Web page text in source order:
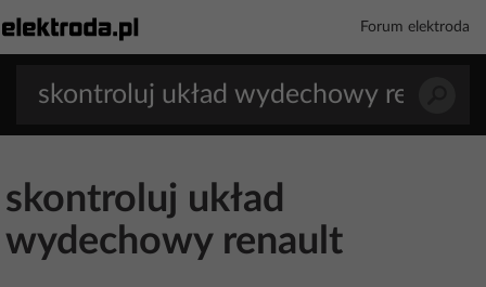
Forum elektroda
skontroluj układ
wydechowy renault